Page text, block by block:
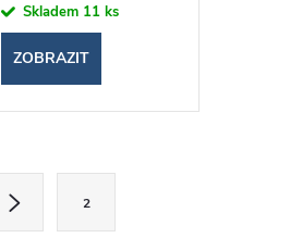
Skladem 11 ks
ZOBRAZIT
2